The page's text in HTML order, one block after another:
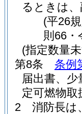
るときは
(平26
則66・
(指定数量
第8条
条例
届出書、
定可燃物
2
消防長は